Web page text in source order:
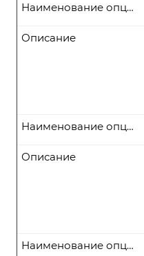
Наименование опции
Описание
Наименование опции
Описание
Наименование опции